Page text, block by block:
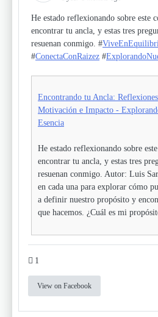
He estado reflexionando sobre este
encontrar tu ancla, y estas tres
resuenan conmigo. #
#ConectaConRaizez #
Encontrando tu Ancla:
Motivación e Impacto -
Esencia
He estado reflexionando sobre
encontrar tu ancla, y estas tres
resuenan conmigo. Autor: Luis
en cada una para explorar cómo
a definir nuestro propósito y
que hacemos. ¿Cuál es mi
1
View on Facebook